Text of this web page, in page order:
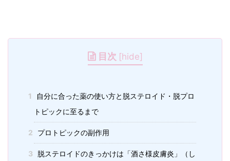
目次 [hide]
1
自分に合った薬の使い方と脱ステロイド・脱プロ
トピックに至るまで
2 プロトピックの副作用
3
脱ステロイドのきっかけは「酒さ様皮膚炎」（し